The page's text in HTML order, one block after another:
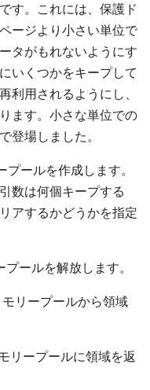
す。これには、保護ド
ージより小さい単位で
タがもれないようにす
いくつかをキープして
利用されるようにし、
ます。小さな単位での
登場しました。
ールを作成します。
数は何個キープする
アするかどうかを指定
ールを解放します。
リープールから領域
リープールに領域を返